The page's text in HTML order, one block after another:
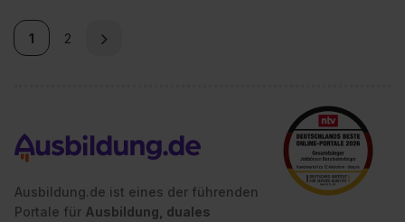
1 2
Ausbildung.de ist eines der führenden
Portale für Ausbildung, duales